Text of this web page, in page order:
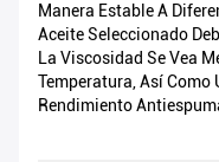
Manera Estable A
Aceite Seleccionado
La Viscosidad Se Vea
Temperatura, Así
Rendimiento